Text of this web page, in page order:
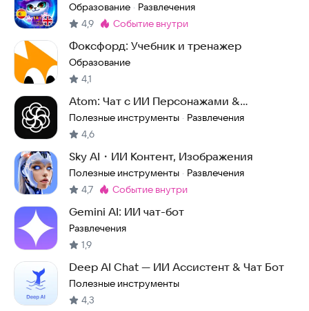
Образование · Развлечения
4,9 Метка:
событие внутри
Фоксфорд: Учебник и тренажер
Образование
4,1
Atom: Чат с ИИ Персонажами &
Нейросеть ГПТ 5
Полезные инструменты · Развлечения
4,6
Sky AI・ИИ Контент, Изображения
Полезные инструменты · Развлечения
4,7 Метка:
событие внутри
Gemini AI: ИИ чат-бот
Развлечения
1,9
Deep AI Chat — ИИ Ассистент & Чат Бот
Полезные инструменты
4,3